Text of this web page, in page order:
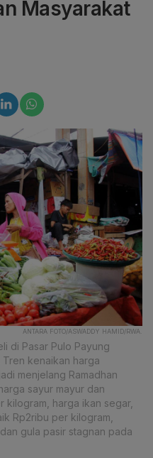
Masyarakat
ANTARA FOTO/ASWADDY HAMID/RWA.
di Pasar Pulo Payung
Tren kenaikan harga
menjelang Ramadhan
sayur mayur dan
kilogram, harga ikan segar,
Rp2ribu per kilogram,
gula pasir stagnan pada